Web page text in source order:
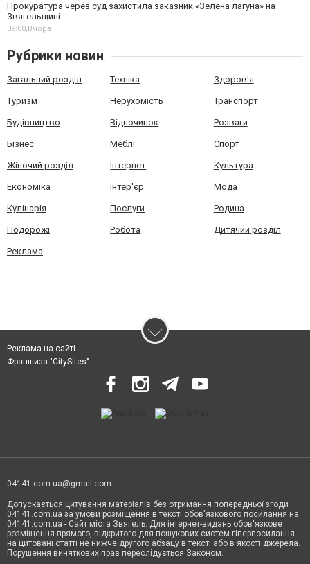
Прокуратура через суд захистила заказник «Зелена лагуна» на
Звягельщині
09:00, Вчора
Рубрики новин
Загальний розділ Техніка Здоров'я
Туризм Нерухомість Транспорт
Будівництво Відпочинок Розваги
Бізнес Меблі Спорт
Жіночий розділ Інтернет Культура
Економіка Інтер'єр Мода
Кулінарія Послуги Родина
Подорожі Робота Дитячий розділ
Реклама
Реклама на сайті
Франшиза "CitySites"
04141.com.ua@gmail.com
Допускається цитування матеріалів без отримання попередньої згоди
04141.com.ua за умови розміщення в тексті обов'язкового посилання на
04141.com.ua - Сайт міста Звягель. Для інтернет-видань обов'язкове
розміщення прямого, відкритого для пошукових систем гіперпосилання
на цитовані статті не нижче другого абзацу в тексті або в якості джерела.
Порушення виняткових прав переслідується Законом.